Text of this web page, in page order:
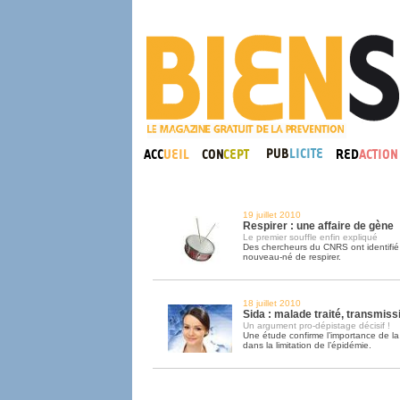
19 juillet 2010
Respirer : une affaire de gène
Le premier souffle enfin expliqué
Des chercheurs du CNRS ont
nouveau-né de respirer.
18 juillet 2010
Sida : malade traité,
Un argument pro-dépistage décisif !
Une étude confirme l’importance de
dans la limitation de l’épidémie.